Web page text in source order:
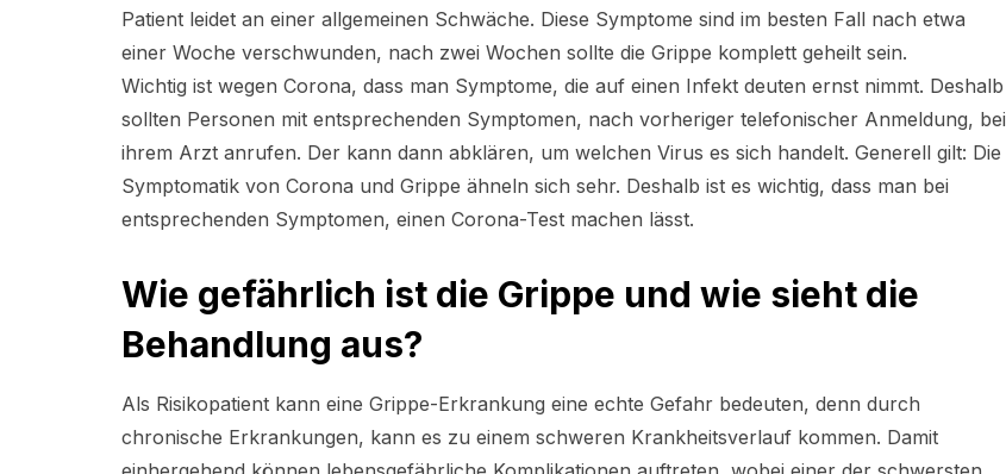
Patient leidet an einer allgemeinen Schwäche. Diese Symptome sind im besten Fall nach etwa
einer Woche verschwunden, nach zwei Wochen sollte die Grippe komplett geheilt sein.
Wichtig ist wegen Corona, dass man Symptome, die auf einen Infekt deuten ernst nimmt. Deshalb
sollten Personen mit entsprechenden Symptomen, nach vorheriger telefonischer Anmeldung, bei
ihrem Arzt anrufen. Der kann dann abklären, um welchen Virus es sich handelt. Generell gilt: Die
Symptomatik von Corona und Grippe ähneln sich sehr. Deshalb ist es wichtig, dass man bei
entsprechenden Symptomen, einen Corona-Test machen lässt.
Wie gefährlich ist die Grippe und wie sieht die
Behandlung aus?
Als Risikopatient kann eine Grippe-Erkrankung eine echte Gefahr bedeuten, denn durch
chronische Erkrankungen, kann es zu einem schweren Krankheitsverlauf kommen. Damit